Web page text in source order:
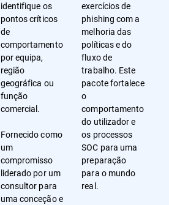
identifique os
pontos críticos
de
comportamento
por equipa,
região
geográfica ou
função
comercial.
Fornecido como
um
compromisso
liderado por um
consultor para
uma conceção e
exercícios de
phishing com a
melhoria das
políticas e do
fluxo de
trabalho. Este
pacote fortalece
o
comportamento
do utilizador e
os processos
SOC para uma
preparação
para o mundo
real.